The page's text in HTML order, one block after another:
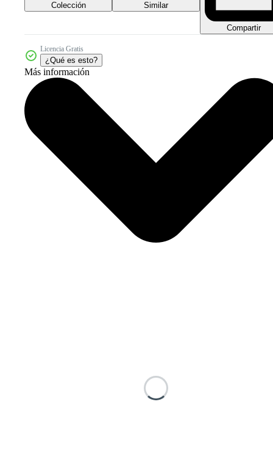
Colección Similar
Compartir
Licencia Gratis
¿Qué es esto?
Más información